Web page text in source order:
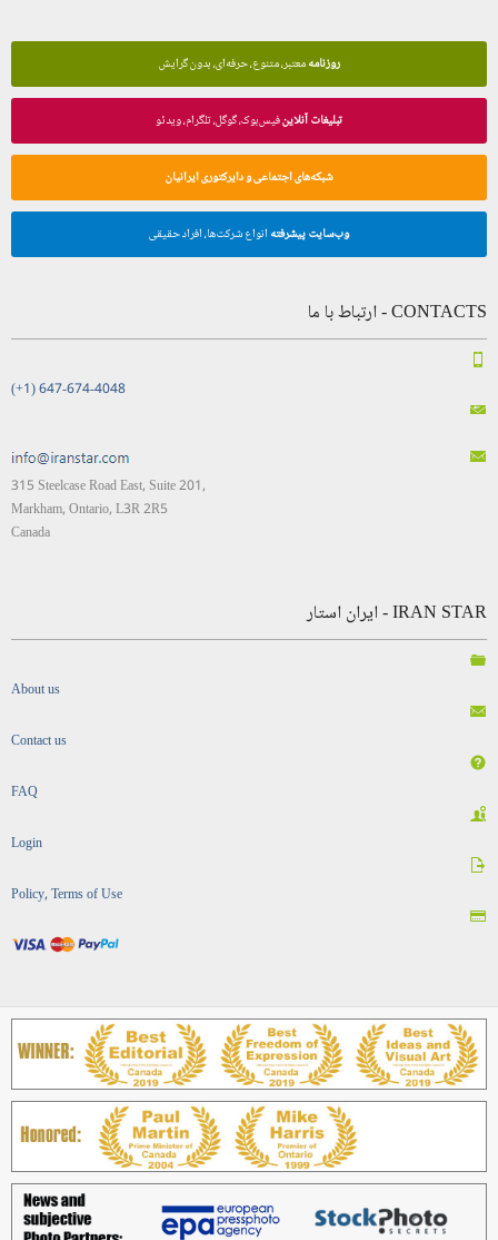
روزنامهمعتبر، متنوع، حرفه‌ای، بدون گرایش
تبلیغات آنلاینفیس‌بوک، گوگل، تلگرام، ویدئو
شبکه‌های اجتماعی و دایرکتوری ایرانیان
وب‌سایت پیشرفته انواع شرکت‌ها، افراد حقیقی
CONTACTS - ارتباط با ما
(+1) 647-674-4048
315 Steelcase Road East, Suite 201,
Markham, Ontario, L3R 2R5
Canada
IRAN STAR - ایران استار
About us
Contact us
FAQ
Login
Policy, Terms of Use